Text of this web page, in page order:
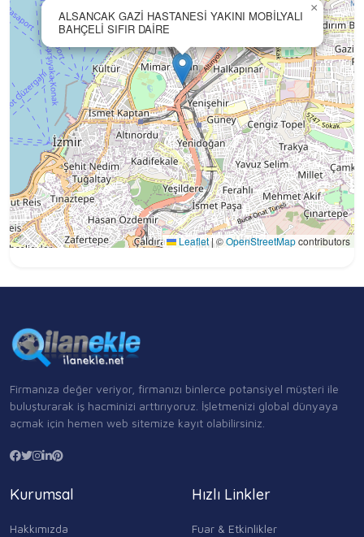
ALSANCAK GAZİ HASTANESİ YAKINI MOBİLYALI
BAHÇELİ SIFIR DAİRE
×
Leaflet|©OpenStreetMapcontributors
Firmanıza değer veriyor, firmanızı binlerce potansiyel müşteri ile
buluşturarak iş hacminizi arttırıyoruz. İşletmenizi global dünyaya
açmak için hemen web sitemize kayıt olabilirsiniz.
Kurumsal
Hakkımızda
Hızlı Linkler
Fuar & Etkinlikler